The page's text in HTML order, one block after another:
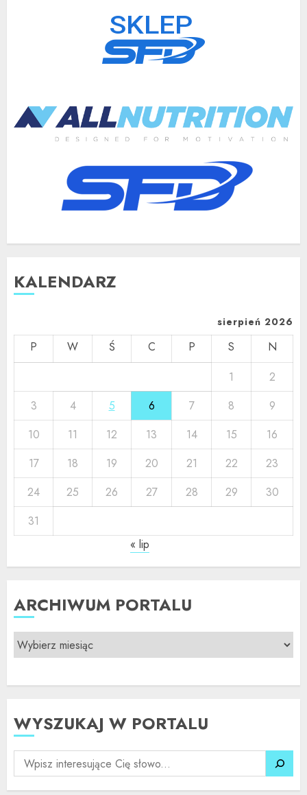
KALENDARZ
sierpień 2026
P W Ś C P S
N
1
2
3
4 5 6 7 8
9
10
11 12 13 14 15
16
17
18 19 20 21 22
23
24
25 26 27 28 29
30
31
« lip
ARCHIWUM PORTALU
WYSZUKAJ W PORTALU
SZUKAJ